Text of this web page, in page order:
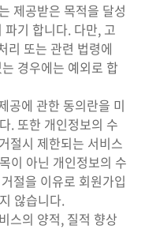
제공받은 목적을 달성
기 합니다. 다만, 고
리 또는 관련 법령에
경우에는 예외로 합
공에 관한 동의란을 미
. 또한 개인정보의 수
절시 제한되는 서비스
이 아닌 개인정보의 수
절을 이유로 회원가입
않습니다.
스의 양적, 질적 향상